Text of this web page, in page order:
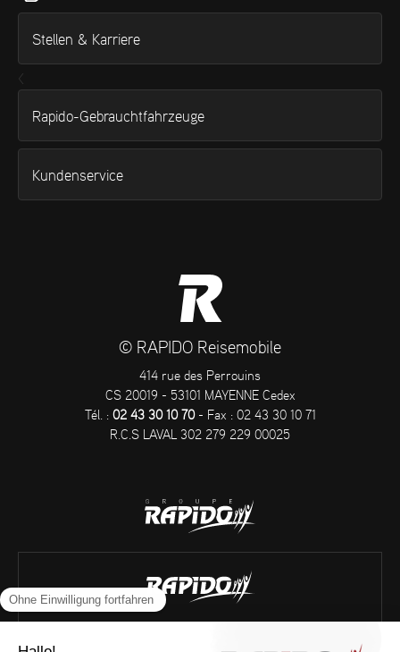
Stellen & Karriere
<
Rapido-Gebrauchtfahrzeuge
Kundenservice
© RAPIDO Reisemobile
414 rue des Perrouins
CS 20019 - 53101 MAYENNE Cedex
Tél. : 02 43 30 10 70- Fax : 02 43 30 10 71
R.C.S LAVAL 302 279 229 00025